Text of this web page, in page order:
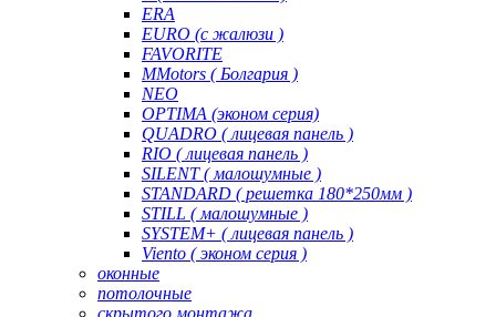
ERA
EURO (с жалюзи )
FAVORITE
MMotors ( Болгария )
NEO
OPTIMA (эконом серия)
QUADRO ( лицевая панель )
RIO ( лицевая панель )
SILENT ( малошумные )
STANDARD ( решетка 180*250мм )
STILL ( малошумные )
SYSTEM+ ( лицевая панель )
Viento ( эконом серия )
оконные
потолочные
скрытого монтажа